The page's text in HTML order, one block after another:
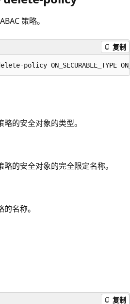
策略。
复制
的安全对象的类型。
的安全对象的完全限定名称。
名称。
复制